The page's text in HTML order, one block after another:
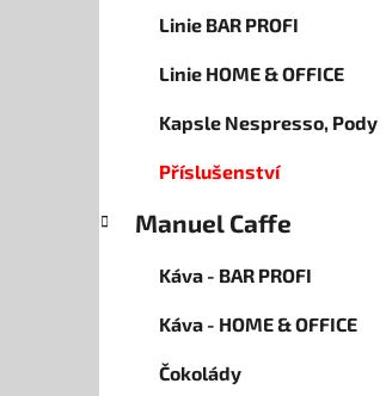
í
p
Linie BAR PROFI
Linie HOME & OFFICE
Kapsle Nespresso, Pody
Příslušenství
Manuel Caffe
Káva - BAR PROFI
Káva - HOME & OFFICE
Čokolády